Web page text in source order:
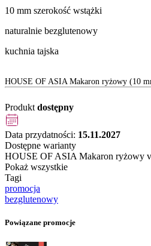
10 mm szerokość wstążki
naturalnie bezglutenowy
kuchnia tajska
HOUSE OF ASIA Makaron ryżowy (10
Produkt dostępny
Data przydatności: 15.11.2027
Dostępne warianty
HOUSE OF ASIA Makaron ryżowy
Pokaż wszystkie
Tagi
promocja
bezglutenowy
Powiązane promocje